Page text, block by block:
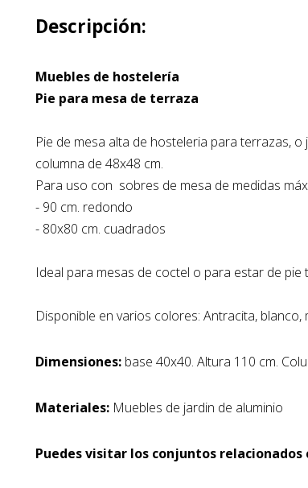
Descripción:
Muebles de hostelería
Pie para mesa de terraza
Pie de mesa alta de hosteleria para terrazas, o
columna de 48x48 cm.
Para uso con sobres de mesa de medidas
- 90 cm. redondo
- 80x80 cm. cuadrados
Ideal para mesas de coctel o para estar de pie
Disponible en varios colores: Antracita,
Dimensiones: base 40x40. Altura 110 cm.
Materiales: Muebles de jardin de aluminio
Puedes visitar los conjuntos